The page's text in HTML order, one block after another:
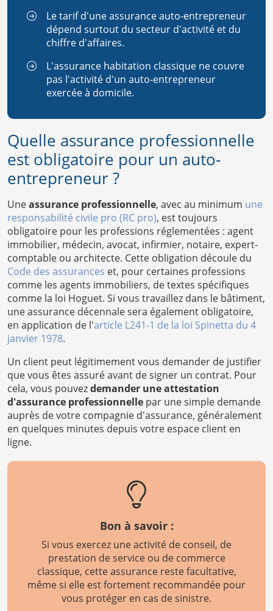
Le tarif d'une assurance auto-entrepreneur
dépend surtout du secteur d'activité et du
chiffre d'affaires.
L'assurance habitation classique ne couvre
pas l'activité d'un auto-entrepreneur
exercée à domicile.
Quelle assurance professionnelle
est obligatoire pour un auto-
entrepreneur ?
Uneassurance professionnelle, avec au minimum une
responsabilité civile pro (RC pro), est toujours
obligatoire pour les professions réglementées : agent
immobilier, médecin, avocat, infirmier, notaire, expert-
comptable ou architecte. Cette obligation découle du
Code des assurances et, pour certaines professions
comme les agents immobiliers, de textes spécifiques
comme la loi Hoguet. Si vous travaillez dans le bâtiment,
une assurance décennale sera également obligatoire,
en application de l'article L241-1 de la loi Spinetta du 4
janvier 1978.
Un client peut légitimement vous demander de justifier
que vous êtes assuré avant de signer un contrat. Pour
cela, vous pouvezdemander une attestation
d'assurance professionnelle par une simple demande
auprès de votre compagnie d'assurance, généralement
en quelques minutes depuis votre espace client en
ligne.
Bon à savoir :
Si vous exercez une activité de conseil, de
prestation de service ou de commerce
classique, cette assurance reste facultative,
même si elle est fortement recommandée pour
vous protéger en cas de sinistre.